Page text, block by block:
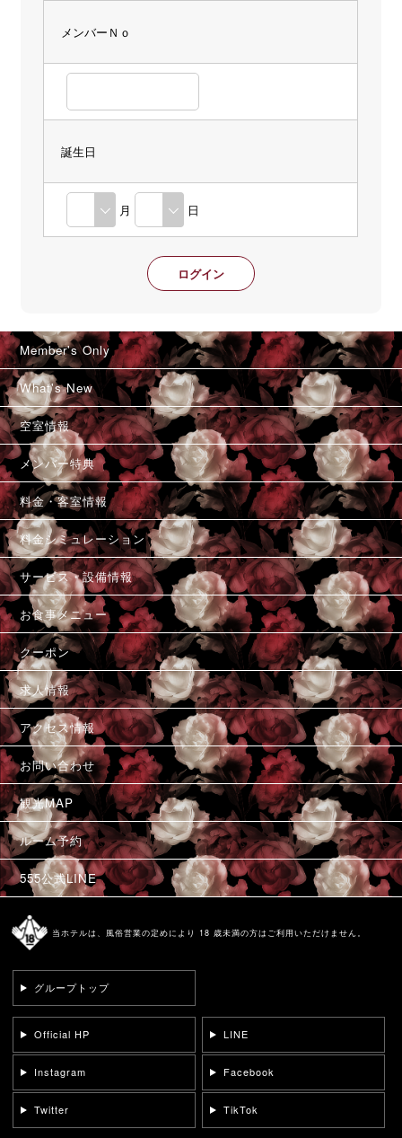
メンバーＮｏ
誕生日
月 日
Member's Only
What's New
空室情報
メンバー特典
料金・客室情報
料金シミュレーション
サービス・設備情報
お食事メニュー
クーポン
求人情報
アクセス情報
お問い合わせ
観光MAP
ルーム予約
555公式LINE
当ホテルは、風俗営業の定めにより 18 歳未満の方はご利用いただけません。
グループトップ
Official HP LINE
Instagram Facebook
Twitter TikTok